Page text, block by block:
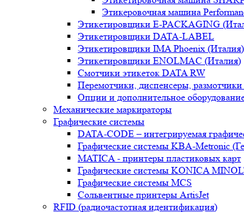
Этикеровочная машина
Этикетировщики E-PACKAGING
Этикетировщики DATA-LABEL
Этикетировщики IMA Phoenix (Италия)
Этикетировщики ENOLMAC (Италия)
Смотчики этикеток DATA RW
Перемотчики, диспенсеры, размотчики
Опции и дополнительное
Механические маркираторы
Графические системы
DATA-CODE – интегрируемая
Графические системы KBA-Metronic
MATICA - принтеры пластиковых карт
Графические системы KONICA
Графические системы MCS
Сольвентные принтеры ArtisJet
RFID (радиочастотная идентификация)